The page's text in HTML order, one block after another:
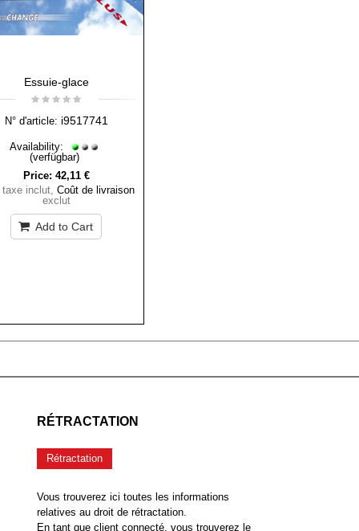
Essuie-glace
N° d'article: i9517741
Availability:
(verfügbar)
Price: 42,11 €
taxe inclut, Coût de livraison
exclut
Add to Cart
RÉTRACTATION
Rétractation
Vous trouverez ici toutes les informations
relatives au droit de rétractation.
En tant que client connecté, vous trouverez le